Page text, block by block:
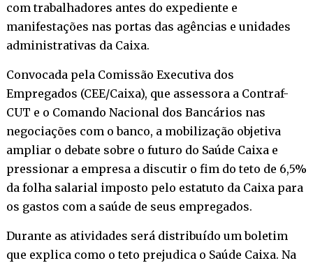
com trabalhadores antes do expediente e
manifestações nas portas das agências e unidades
administrativas da Caixa.
Convocada pela Comissão Executiva dos
Empregados (CEE/Caixa), que assessora a Contraf-
CUT e o Comando Nacional dos Bancários nas
negociações com o banco, a mobilização objetiva
ampliar o debate sobre o futuro do Saúde Caixa e
pressionar a empresa a discutir o fim do teto de 6,5%
da folha salarial imposto pelo estatuto da Caixa para
os gastos com a saúde de seus empregados.
Durante as atividades será distribuído um boletim
que explica como o teto prejudica o Saúde Caixa. Na